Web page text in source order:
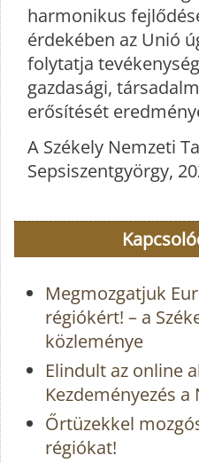
harmonikus
érdekében az Unió
folytatja
gazdasági,
erősítését
A Székely Nemzeti
Sepsiszentgyörgy,
Megmozgatjuk
régiókért! – a
közleménye
Elindult az online
Kezdeményezés
Őrtüzekkel
régiókat!